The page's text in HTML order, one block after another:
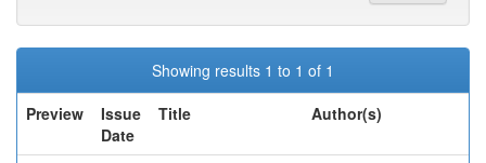
Showing results 1 to 1 of 1
Preview
Issue
Date
Title Author(s)